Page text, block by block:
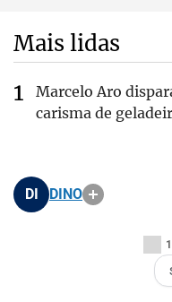
Mais lidas
Marcelo Aro
carisma de
DI DINO